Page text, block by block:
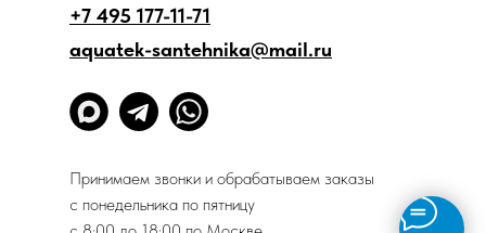
+7 495 177-11-71
aquatek-santehnika@mail.ru
Принимаем звонки и обрабатываем заказы
с понедельника по пятницу